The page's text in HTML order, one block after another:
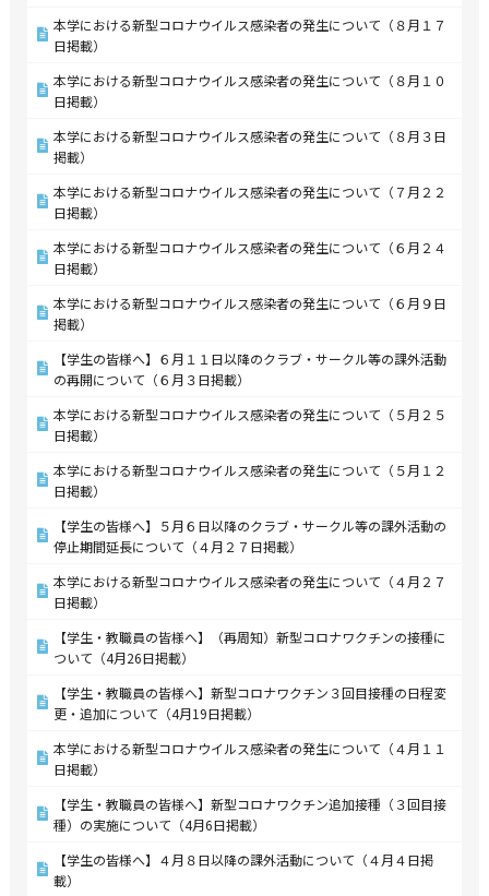
本学における新型コロナウイルス感染者の発生について（８月１７
日掲載）
本学における新型コロナウイルス感染者の発生について（８月１０
日掲載）
本学における新型コロナウイルス感染者の発生について（８月３日
掲載）
本学における新型コロナウイルス感染者の発生について（７月２２
日掲載）
本学における新型コロナウイルス感染者の発生について（６月２４
日掲載）
本学における新型コロナウイルス感染者の発生について（６月９日
掲載）
【学生の皆様へ】６月１１日以降のクラブ・サークル等の課外活動
の再開について（６月３日掲載）
本学における新型コロナウイルス感染者の発生について（５月２５
日掲載）
本学における新型コロナウイルス感染者の発生について（５月１２
日掲載）
【学生の皆様へ】５月６日以降のクラブ・サークル等の課外活動の
停止期間延長について（４月２７日掲載）
本学における新型コロナウイルス感染者の発生について（４月２７
日掲載）
【学生・教職員の皆様へ】（再周知）新型コロナワクチンの接種に
ついて（4月26日掲載）
【学生・教職員の皆様へ】新型コロナワクチン３回目接種の日程変
更・追加について（4月19日掲載）
本学における新型コロナウイルス感染者の発生について（４月１１
日掲載）
【学生・教職員の皆様へ】新型コロナワクチン追加接種（３回目接
種）の実施について（4月6日掲載）
【学生の皆様へ】４月８日以降の課外活動について（４月４日掲
載）